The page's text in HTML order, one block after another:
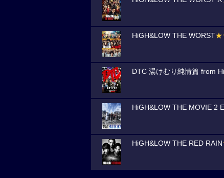
HiGH&LOW THE WORST
DTC 湯けむり純情篇 from
HiGH&LOW THE MOVIE 2
HiGH&LOW THE RED RAIN